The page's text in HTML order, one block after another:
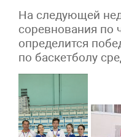
На следующей
соревнования по
определится
по баскетболу